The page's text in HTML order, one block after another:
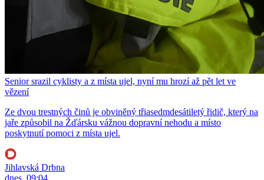
Senior srazil cyklisty a z místa ujel, nyní mu hrozí až pět let ve
vězení
Ze dvou trestných činů je obviněný třiasedmdesátiletý řidič, který na
jaře způsobil na Žďársku vážnou dopravní nehodu a místo
poskytnutí pomoci z místa ujel.
Jihlavská Drbna